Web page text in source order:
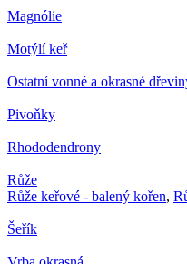
Magnólie
Motýlí keř
Ostatní vonné a okrasné
Pivoňky
Rhododendrony
Růže
Růže keřové - balený kořen,
Šeřík